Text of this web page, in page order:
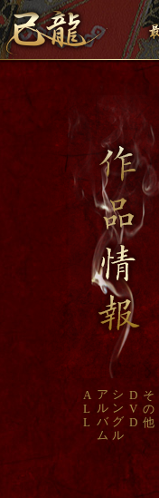
A
L
L
ア
ル
バ
ム
シ
ン
グ
ル
D
V
D
そ
の
他